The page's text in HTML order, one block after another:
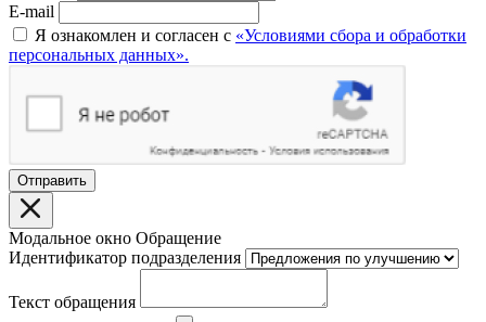
E-mail
Я ознакомлен и согласен с «Условиями сбора и обработки
персональных данных».
Отправить
Модальное окно Обращение
Идентификатор подразделения
Текст обращения